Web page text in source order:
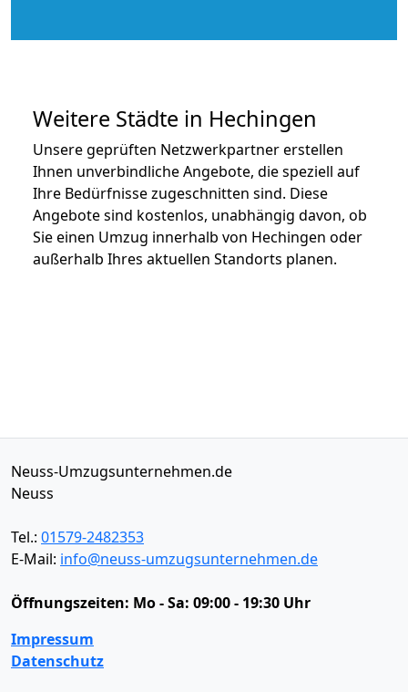
Weitere Städte in Hechingen
Unsere geprüften Netzwerkpartner erstellen
Ihnen unverbindliche Angebote, die speziell auf
Ihre Bedürfnisse zugeschnitten sind. Diese
Angebote sind kostenlos, unabhängig davon, ob
Sie einen Umzug innerhalb von Hechingen oder
außerhalb Ihres aktuellen Standorts planen.
Neuss-Umzugsunternehmen.de
Neuss
Tel.: 01579-2482353
E-Mail: info@neuss-umzugsunternehmen.de
Öffnungszeiten: Mo - Sa: 09:00 - 19:30 Uhr
Impressum
Datenschutz